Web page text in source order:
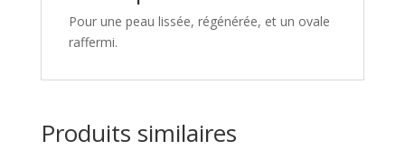
Pour une peau lissée, régénérée, et un ovale
raffermi.
Produits similaires